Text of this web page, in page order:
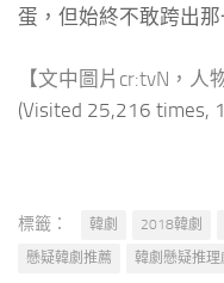
蛋，但始終不敢跨出那
【文中圖片cr:tvN，人
(Visited 25,216 times,
標籤： 韓劇 2018韓劇
懸疑韓劇推薦
韓劇懸疑推理